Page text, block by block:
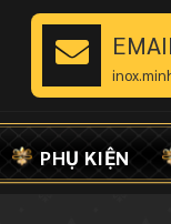
PHỤ KIỆN